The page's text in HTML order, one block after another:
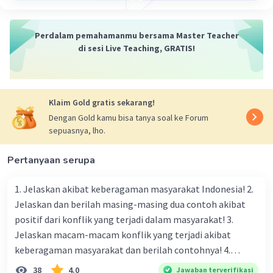
Perdalam pemahamanmu bersama Master Teacher
di sesi Live Teaching, GRATIS!
Klaim Gold gratis sekarang!
Dengan Gold kamu bisa tanya soal ke Forum
sepuasnya, lho.
Pertanyaan serupa
1. Jelaskan akibat keberagaman masyarakat Indonesia! 2.
Jelaskan dan berilah masing-masing dua contoh akibat
positif dari konflik yang terjadi dalam masyarakat! 3.
Jelaskan macam-macam konflik yang terjadi akibat
keberagaman masyarakat dan berilah contohnya! 4.
Mengapa dalam masyarakat yang memiliki keberagaman
38 4.0 Jawaban terverifikasi